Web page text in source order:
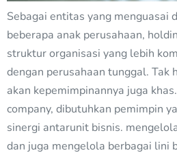
Sebagai entitas yang menguasai
beberapa anak perusahaan,
struktur organisasi yang lebih
dengan perusahaan tunggal. Tak
akan kepemimpinannya juga
company, dibutuhkan pemimpin
sinergi antarunit bisnis.
dan juga mengelola berbagai lini